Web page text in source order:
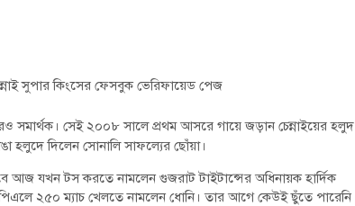
সুপার কিংসের ফেসবুক ভেরিফায়েড পেজ
সমার্থক। সেই ২০০৮ সালে প্রথম আসরে গায়ে জড়ান চেন্নাইয়ের হলুদ
হলুদে দিলেন সোনালি সাফল্যের ছোঁয়া।
আজ যখন টস করতে নামলেন গুজরাট টাইটান্সের অধিনায়ক হার্দিক
২৫০ ম্যাচ খেলতে নামলেন ধোনি। তার আগে কেউই ছুঁতে পারেনি